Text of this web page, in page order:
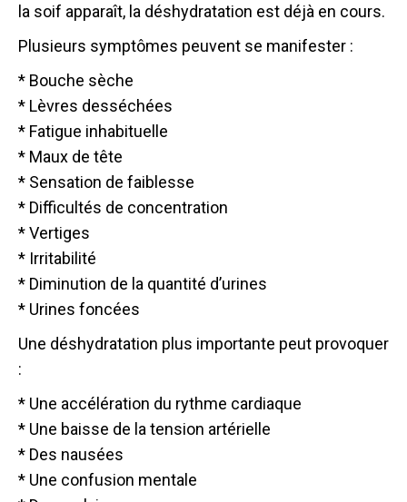
la soif apparaît, la déshydratation est déjà en cours.
Plusieurs symptômes peuvent se manifester :
* Bouche sèche
* Lèvres desséchées
* Fatigue inhabituelle
* Maux de tête
* Sensation de faiblesse
* Difficultés de concentration
* Vertiges
* Irritabilité
* Diminution de la quantité d’urines
* Urines foncées
Une déshydratation plus importante peut provoquer
:
* Une accélération du rythme cardiaque
* Une baisse de la tension artérielle
* Des nausées
* Une confusion mentale